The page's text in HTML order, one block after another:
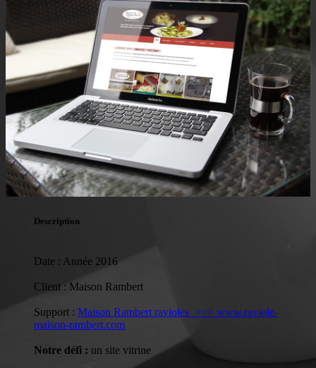
Description
Date : Année 2016
Client : Maison Rambert
Support : Maison Rambert ravioles >>> www.raviole-
maison-rambert.com
Notre défi : un site vitrine